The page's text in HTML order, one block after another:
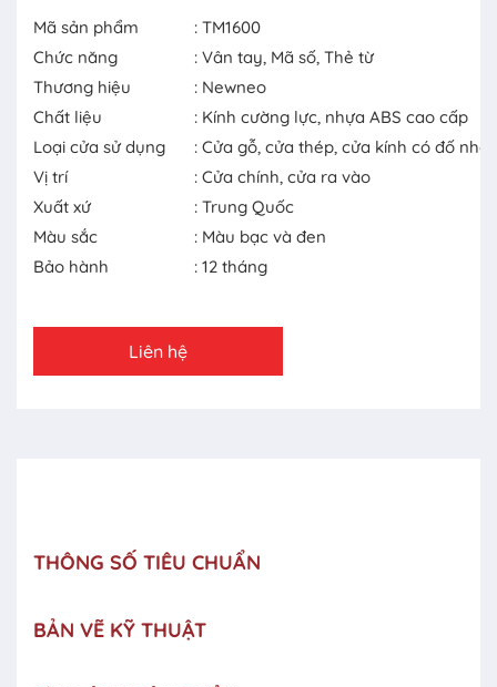
Mã sản phẩm
: TM1600
Chức năng
: Vân tay, Mã số, Thẻ từ
Thương hiệu
: Newneo
Chất liệu
: Kính cường lực, nhựa ABS cao cấp
Loại cửa sử dụng
: Cửa gỗ, cửa thép, cửa kính có đố
Vị trí
: Cửa chính, cửa ra vào
Xuất xứ
: Trung Quốc
Màu sắc
: Màu bạc và đen
Bảo hành
: 12 tháng
Liên hệ
THÔNG SỐ TIÊU CHUẨN
BẢN VẼ KỸ THUẬT